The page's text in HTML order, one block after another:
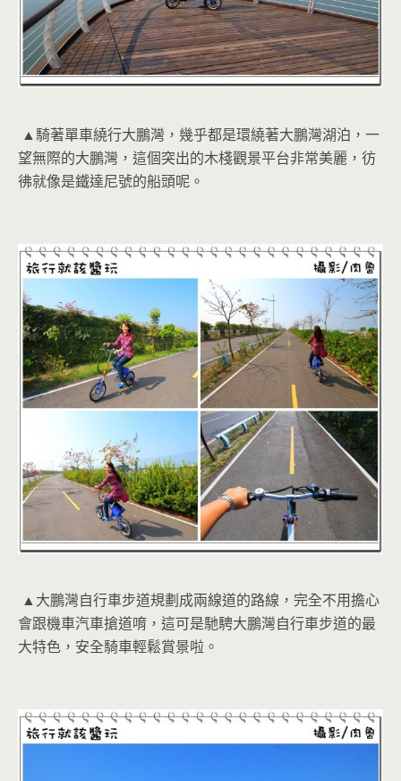
▲騎著單車繞行大鵬灣，幾乎都是環繞著大鵬灣湖泊，一
望無際的大鵬灣，這個突出的木棧觀景平台非常美麗，彷
彿就像是鐵達尼號的船頭呢。
▲大鵬灣自行車步道規劃成兩線道的路線，完全不用擔心
會跟機車汽車搶道唷，這可是馳騁大鵬灣自行車步道的最
大特色，安全騎車輕鬆賞景啦。